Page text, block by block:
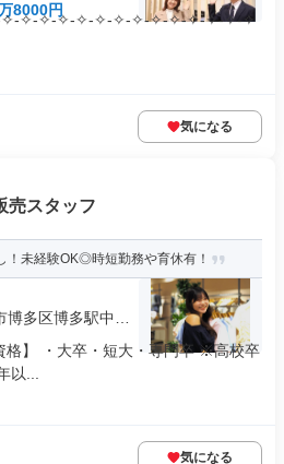
8000円
✧-✧-✧-✧-✧-✧-✧-✧-✧-✧-✧-✧-✧-✧-✧
気になる
売スタッフ
！未経験OK◎時短勤務や育休有！
多区博多駅中央
格】 ・大卒・短大・専門卒 ※高校卒
以...
気になる